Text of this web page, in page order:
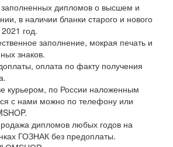
дипломов о высшем и
в наличии бланки старого и нового
год.
заполнение, мокрая печать и
знаков.
оплата по факту получения
курьером, по России наложенным
с нами можно по телефону или
дипломов любых годов на
ГОЗНАК без предоплаты.